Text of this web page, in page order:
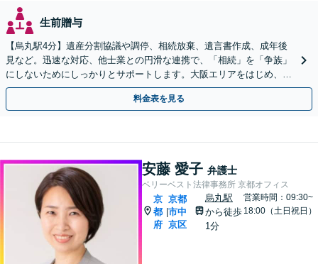
生前贈与
【烏丸駅4分】遺産分割協議や調停、相続放棄、遺言書作成、成年後
見など。迅速な対応、他士業との円滑な連携で、「相続」を「争族」
にしないためにしっかりとサポートします。大阪エリアをはじめ、出
張相談も対応します【Web面談可】【初回相談無料】
料金表を見る
安藤 愛子 弁護士
ベリーベスト法律事務所 京都オフィス
京
都
府
京都
市中
京区
烏丸駅
から徒歩
1分
営業時間：09:30~
18:00（土日祝日）